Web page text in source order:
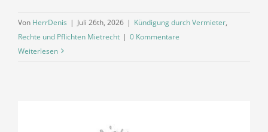
Von HerrDenis | Juli 26th, 2026 | Kündigung durch Vermieter,
Rechte und Pflichten Mietrecht | 0 Kommentare
Weiterlesen